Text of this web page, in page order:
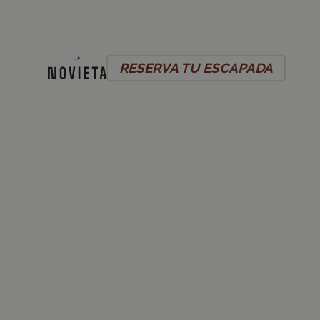
RESERVA TU ESCAPADA